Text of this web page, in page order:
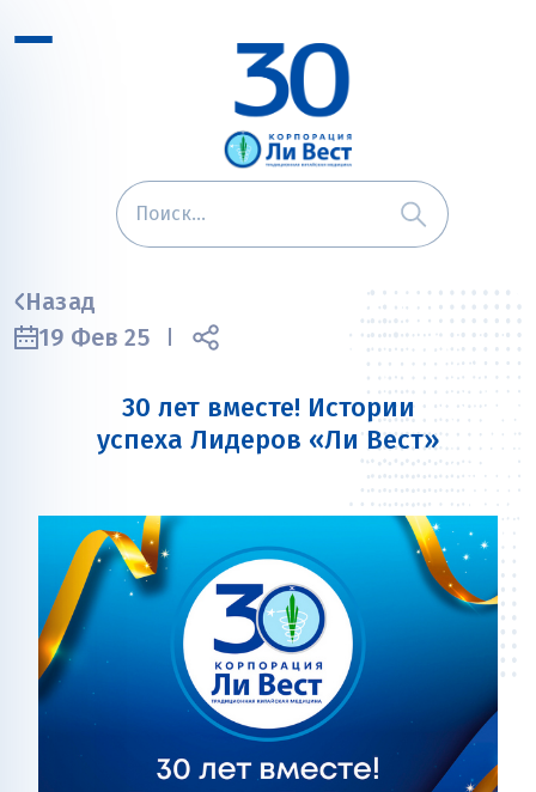
Назад
19 Фев 25
30 лет вместе! Истории
успеха Лидеров «Ли Вест»